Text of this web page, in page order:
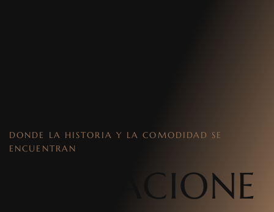
DONDE LA HISTORIA Y LA COMODIDAD SE
ENCUENTRAN
HABITACIONE